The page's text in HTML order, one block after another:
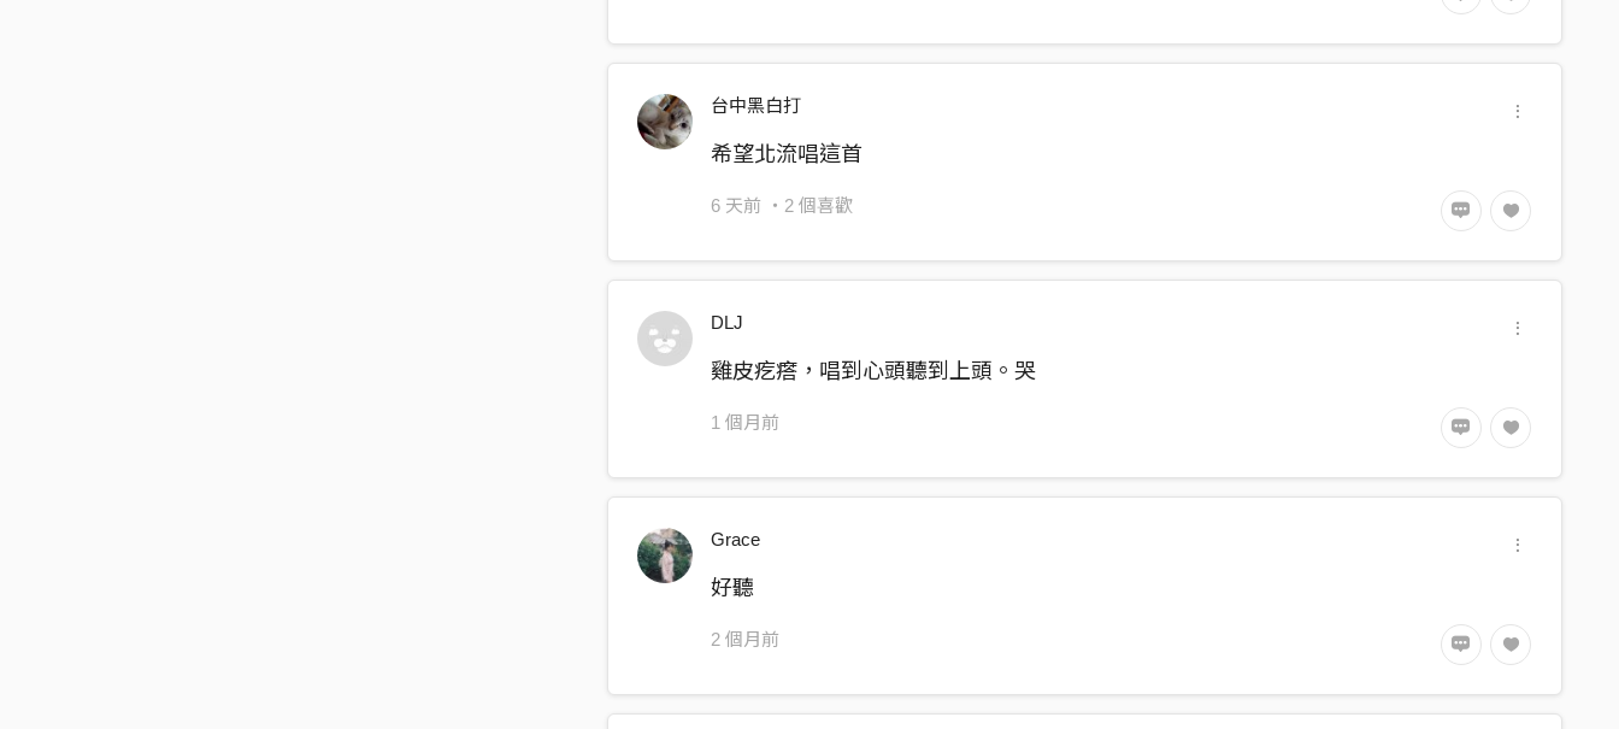
再見 我的好朋友
我最愛 陪妳逛街 逛累了 買瓶啤酒 並肩坐
你老是笑著說現在不成 也許我們 有以後
等著這前奏 一年之後 這八拍還再演奏
不暸解 和弦妳不下 這疑團 攤開在譜架
台中黑白打
希望北流唱這首
6 天前 ・2 個喜歡
DLJ
雞皮疙瘩，唱到心頭聽到上頭。哭
1 個月前
Grace
好聽
2 個月前